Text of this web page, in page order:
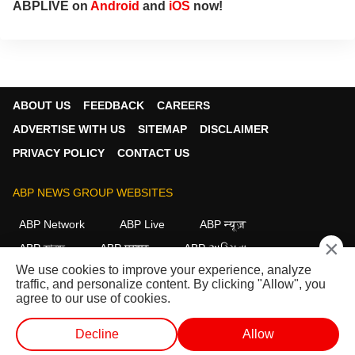
ABPLIVE on Android and iOS now!
ABOUT US FEEDBACK
CAREERS
ADVERTISE WITH US
SITEMAP
DISCLAIMER
PRIVACY POLICY
CONTACT US
ABP NEWS GROUP WEBSITES
ABP Network ABP Live
ABP न्यूज़
ABP আনন্দ
ABP माझा
ABP અસ્મિતા
ABP Ganga
ABP ਸਾਂਝਾ ABP நாடு ABP దేశం
FOLLOW US
×
We use cookies to improve your experience, analyze
traffic, and personalize content. By clicking "Allow", you
agree to our use of cookies.
Decline Allow